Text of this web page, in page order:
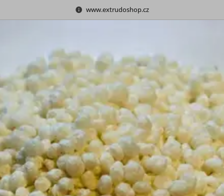
www.extrudoshop.cz